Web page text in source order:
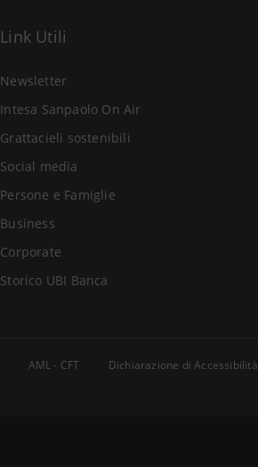
Link Utili
Newsletter
Intesa Sanpaolo On Air
Grattacieli sostenibili
Social media
Persone e Famiglie
Business
Corporate
Storico UBI Banca
AML - CFT Dichiarazione di Accessibilità